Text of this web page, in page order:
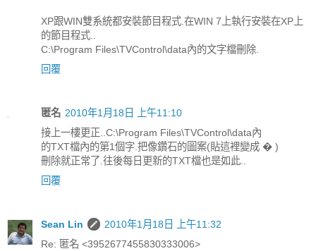
XP跟WIN雙系統都安裝節目程式.在WIN 7上執行安裝在XP上
的節目程式..
C:\Program Files\TVControl\data內的文字檔刪除.
回覆
匿名 2010年1月18日 上午11:10
接上一樓更正..C:\Program Files\TVControl\data內
的TXT檔內的第1個字.把像鑽石的圖案(貼這裡變成 � )
刪除就正常了.往後每日更新的TXT檔也是如此..
回覆
Sean Lin
2010年1月18日 上午11:32
Re: 匿名 <3952677455830333006>